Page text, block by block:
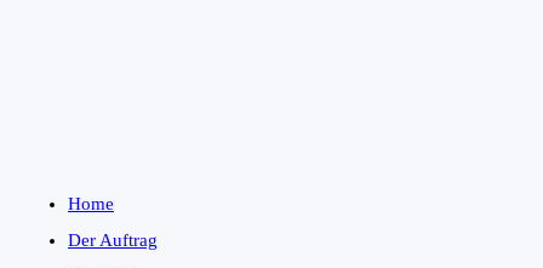
Home
Der Auftrag